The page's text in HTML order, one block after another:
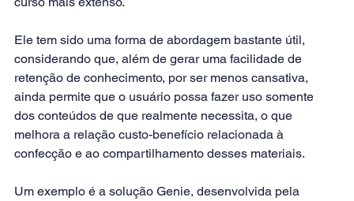
Ele tem sido uma forma de abordagem bastante útil,
considerando que, além de gerar uma facilidade de
retenção de conhecimento, por ser menos cansativa,
ainda permite que o usuário possa fazer uso somente
dos conteúdos de que realmente necessita, o que
melhora a relação custo-benefício relacionada à
confecção e ao compartilhamento desses materiais.
Um exemplo é a solução Genie, desenvolvida pela